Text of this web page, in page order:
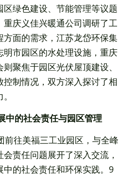
区绿色建设、节能管理等议题
重庆义佳兴暖通公司调研了工
方面的需求，江苏龙岱环保集
明市园区的水处理设施，重庆
聚焦于园区光伏屋顶建设、
控制情况，双方深入探讨了相
中的社会责任与园区管理
前往美福三工业园区，与全峰
责任问题展开了深入交流，
中的社会责任和环保实践。9